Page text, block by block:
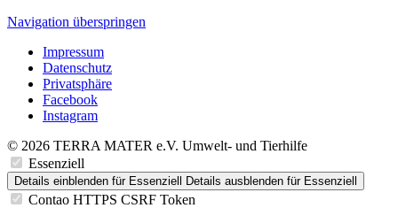
Navigation überspringen
Impressum
Datenschutz
Privatsphäre
Facebook
Instagram
© 2026 TERRA MATER e.V. Umwelt- und Tierhilfe
Essenziell
Details einblenden für Essenziell Details ausblenden für Essenziell
Contao HTTPS CSRF Token